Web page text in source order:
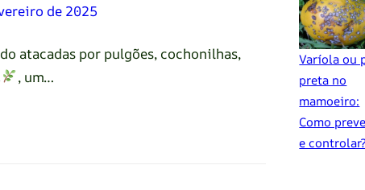
de 2025
atacadas por pulgões, cochonilhas,
, um…
Varíola ou
preta no
mamoeiro:
Como
e controlar?